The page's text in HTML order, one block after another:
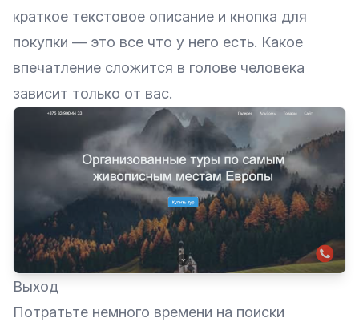
краткое текстовое описание и кнопка для
покупки — это все что у него есть. Какое
впечатление сложится в голове человека
зависит только от вас.
Выход
Потратьте немного времени на поиски